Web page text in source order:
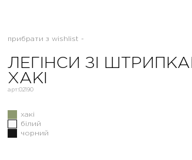
прибрати з wishlist -
ЛЕГІНСИ ЗІ
ХАКІ
арт:02190
хакі
білий
чорний